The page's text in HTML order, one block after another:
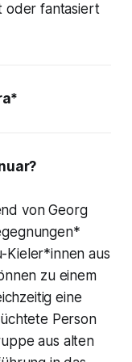
oder fantasiert
von Georg
Kieler*innen aus
zu einem
eine
Person
aus alten